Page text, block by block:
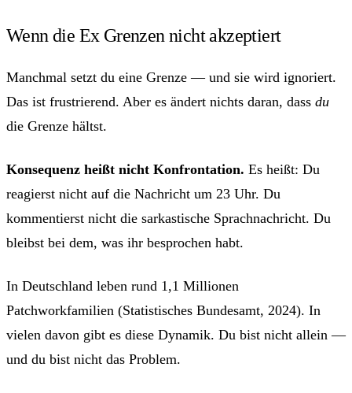
Wenn die Ex Grenzen nicht akzeptiert
Manchmal setzt du eine Grenze — und sie wird ignoriert.
Das ist frustrierend. Aber es ändert nichts daran, dass du
die Grenze hältst.
Konsequenz heißt nicht Konfrontation. Es heißt: Du
reagierst nicht auf die Nachricht um 23 Uhr. Du
kommentierst nicht die sarkastische Sprachnachricht. Du
bleibst bei dem, was ihr besprochen habt.
In Deutschland leben rund 1,1 Millionen
Patchworkfamilien (Statistisches Bundesamt, 2024). In
vielen davon gibt es diese Dynamik. Du bist nicht allein —
und du bist nicht das Problem.